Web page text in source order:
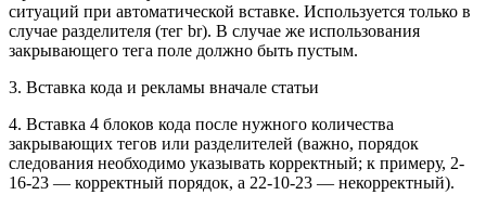
ситуаций при автоматической вставке. Используется только в
случае разделителя (тег br). В случае же использования
закрывающего тега поле должно быть пустым.
3. Вставка кода и рекламы вначале статьи
4. Вставка 4 блоков кода после нужного количества
закрывающих тегов или разделителей (важно, порядок
следования необходимо указывать корректный; к примеру, 2-
16-23 — корректный порядок, а 22-10-23 — некорректный).